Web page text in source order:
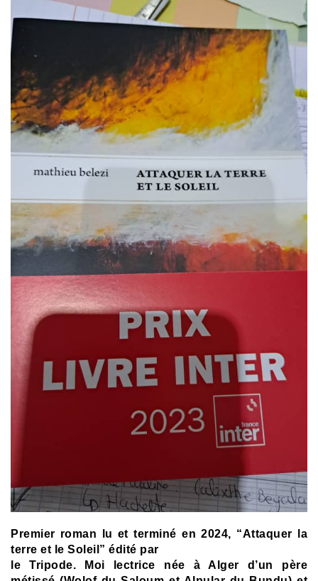
Premier roman lu et terminé en 2024, “Attaquer la
terre et le Soleil” édité par
le Tripode. Moi lectrice née à Alger d’un père